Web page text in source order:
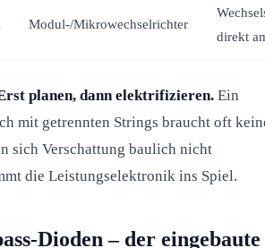
Modul-/Mikrowechselrichter
direkt
planen, dann elektrifizieren. Ein
mit getrennten Strings braucht oft
sich Verschattung baulich nicht
die Leistungselektronik ins Spiel.
Dioden – der eingebaute